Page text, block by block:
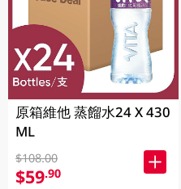
原箱維他 蒸餾水24 X 430
ML
$108.00
$59.90